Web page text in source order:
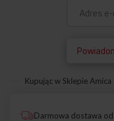
Kupując w Sklepie Amica
Darmowa dostawa od